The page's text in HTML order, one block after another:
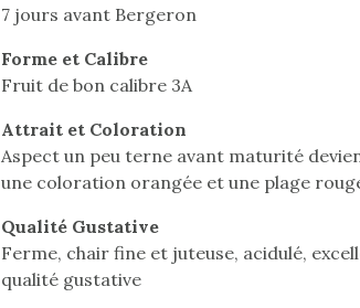
7 jours avant Bergeron
Forme et Calibre
Fruit de bon calibre 3A
Attrait et Coloration
Aspect un peu terne avant maturité
une coloration orangée et une plage
Qualité Gustative
Ferme, chair fine et juteuse, acidulé,
qualité gustative